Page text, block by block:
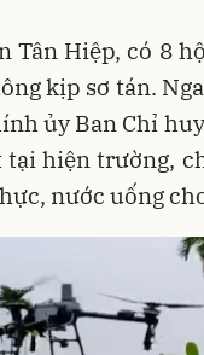
Tân Hiệp, có 8
kịp sơ tán.
ủy Ban Chỉ
hiện trường,
nước uống